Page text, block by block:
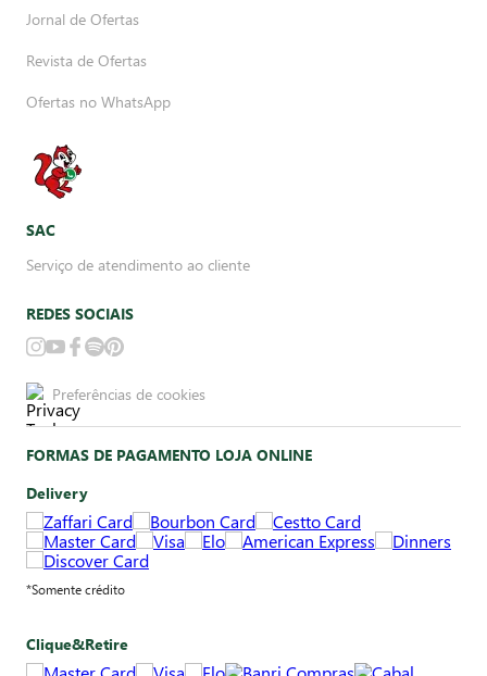
Jornal de Ofertas
Revista de Ofertas
Ofertas no WhatsApp
SAC
Serviço de atendimento ao cliente
REDES SOCIAIS
Preferências de cookies
FORMAS DE PAGAMENTO LOJA ONLINE
Delivery
*Somente crédito
Clique&Retire